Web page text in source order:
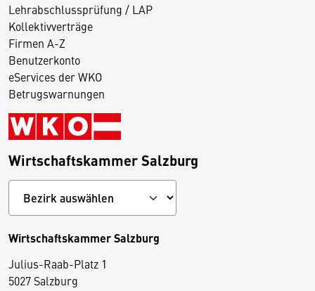
Lehrabschlussprüfung / LAP
Kollektivverträge
Firmen A-Z
Benutzerkonto
eServices der WKO
Betrugswarnungen
Wirtschaftskammer Salzburg
Wirtschaftskammer Salzburg
Julius-Raab-Platz 1
5027 Salzburg